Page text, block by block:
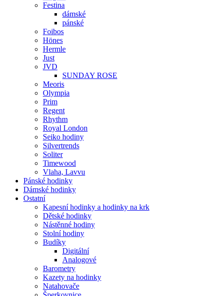
Festina
dámské
pánské
Foibos
Hönes
Hermle
Just
JVD
SUNDAY ROSE
Meoris
Olympia
Prim
Regent
Rhythm
Royal London
Seiko hodiny
Silvertrends
Soliter
Timewood
Vlaha, Lavvu
Pánské hodinky
Dámské hodinky
Ostatní
Kapesní hodinky a hodinky na krk
Dětské hodinky
Nástěnné hodiny
Stolní hodiny
Budíky
Digitální
Analogové
Barometry
Kazety na hodinky
Natahovače